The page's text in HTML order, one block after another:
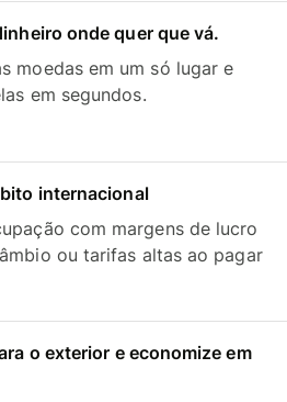
onde quer que vá.
moedas em um só lugar e
em segundos.
internacional
com margens de lucro
ou tarifas altas ao pagar
o exterior e economize em